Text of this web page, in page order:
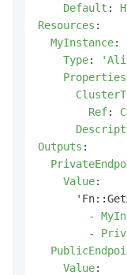
Default :
Resources :
MyInstance:
Type:
Properties
Ref:
Outputs :
Value:
-
-
Value: